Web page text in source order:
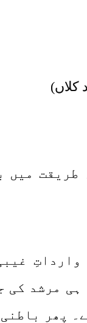
کلاں)
طریقت میں
ہی مرشد کی
پھر باطنی